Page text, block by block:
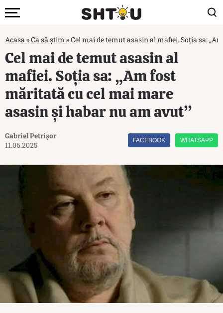
Acasa »Ca să știm »Cel mai de temut asasin al mafiei. Soția sa:
Cel mai de temut asasin al
mafiei. Soția sa: „Am fost
măritată cu cel mai mare
asasin și habar nu am avut”
Gabriel Petrișor
11.06.2025
FACEBOOK WHATSAPP